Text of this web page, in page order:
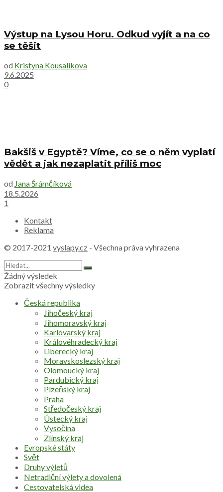
Výstup na Lysou Horu. Odkud vyjít a na co
se těšit
od Kristyna Kousalikova
9.6.2025
0
Bakšiš v Egyptě? Víme, co se o něm vyplatí
vědět a jak nezaplatit příliš moc
od Jana Šrámčíková
18.5.2026
1
Kontakt
Reklama
© 2017-2021 vyslapy.cz - Všechna práva vyhrazena
Žádný výsledek
Zobrazit všechny výsledky
Česká republika
Jihočeský kraj
Jihomoravský kraj
Karlovarský kraj
Královéhradecký kraj
Liberecký kraj
Moravskoslezský kraj
Olomoucký kraj
Pardubický kraj
Plzeňský kraj
Praha
Středočeský kraj
Ústecký kraj
Vysočina
Zlínský kraj
Evropské státy
Svět
Druhy výletů
Netradiční výlety a dovolená
Cestovatelská videa